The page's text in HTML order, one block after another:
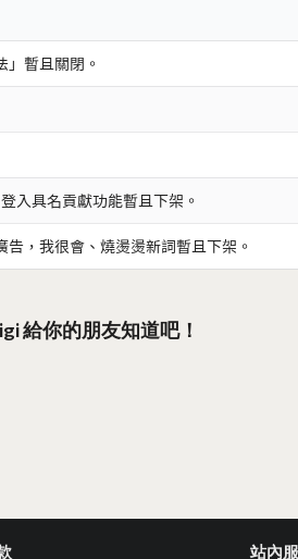
」暫且關閉。
入具名貢獻功能暫且下架。
，我很會、燒燙燙新詞暫且下架。
給你的朋友知道吧！
站內